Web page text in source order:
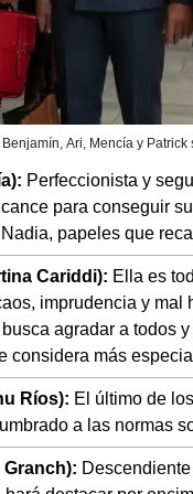
Benjamín, Ari, Mencía y
Perfeccionista y
para conseguir
papeles que
Cariddi): Ella es
imprudencia y mal
agradar a todos
considera más
Ríos): El último de
a las normas
Granch):